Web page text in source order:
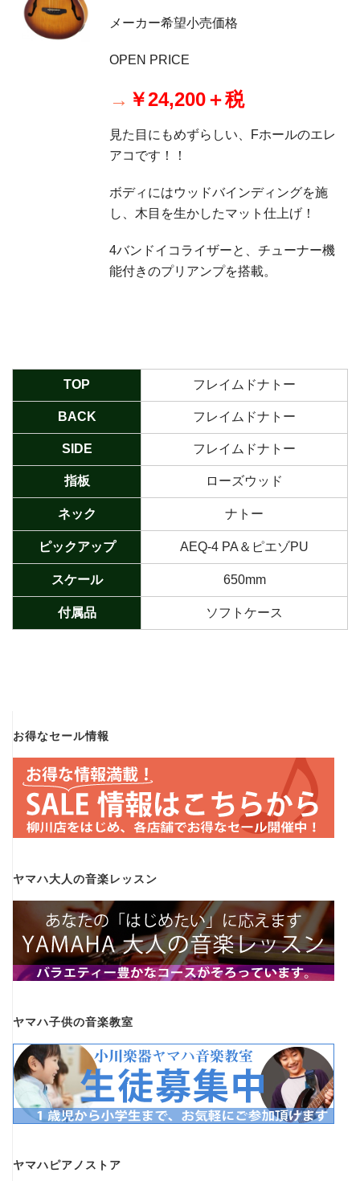
メーカー希望小売価格
OPEN PRICE
→ ￥24,200＋税
見た目にもめずらしい、Fホールのエレ
アコです！！
ボディにはウッドバインディングを施
し、木目を生かしたマット仕上げ！
4バンドイコライザーと、チューナー機
能付きのプリアンプを搭載。
TOP フレイムドナトー
BACK フレイムドナトー
SIDE フレイムドナトー
指板 ローズウッド
ネック ナトー
ピックアップ AEQ-4 PA＆ピエゾPU
スケール 650mm
付属品 ソフトケース
お得なセール情報
ヤマハ大人の音楽レッスン
ヤマハ子供の音楽教室
ヤマハピアノストア